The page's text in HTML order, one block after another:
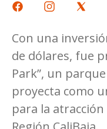
Con una
de dólares, fue
Park”, un
proyecta como
para la